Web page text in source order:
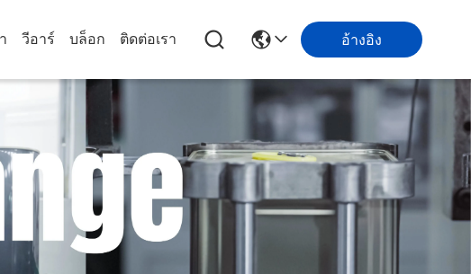
วีอาร์ บล็อก ติดต่อเรา อ้างอิง